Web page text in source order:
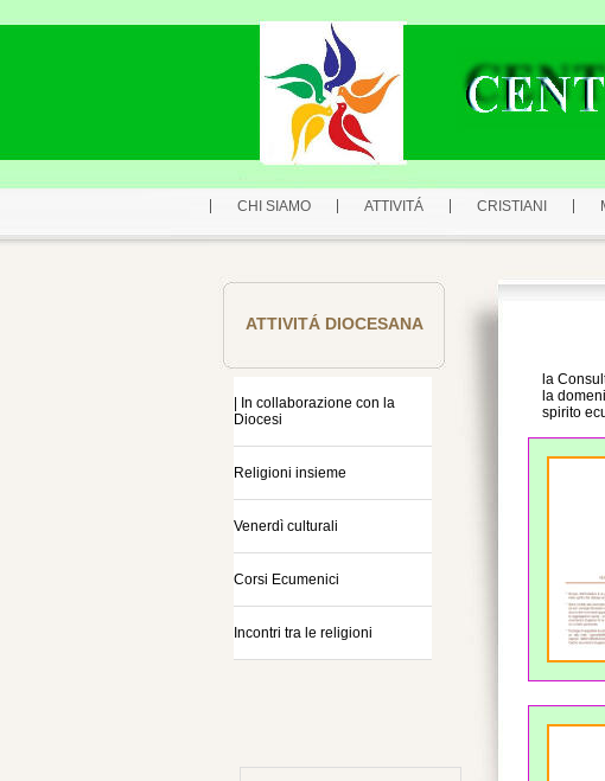
CHI SIAMO ATTIVITÁ CRISTIANI
ATTIVITÁ DIOCESANA
| In collaborazione con la
Diocesi
Religioni insieme
Venerdì culturali
Corsi Ecumenici
Incontri tra le religioni
la
la
spirito